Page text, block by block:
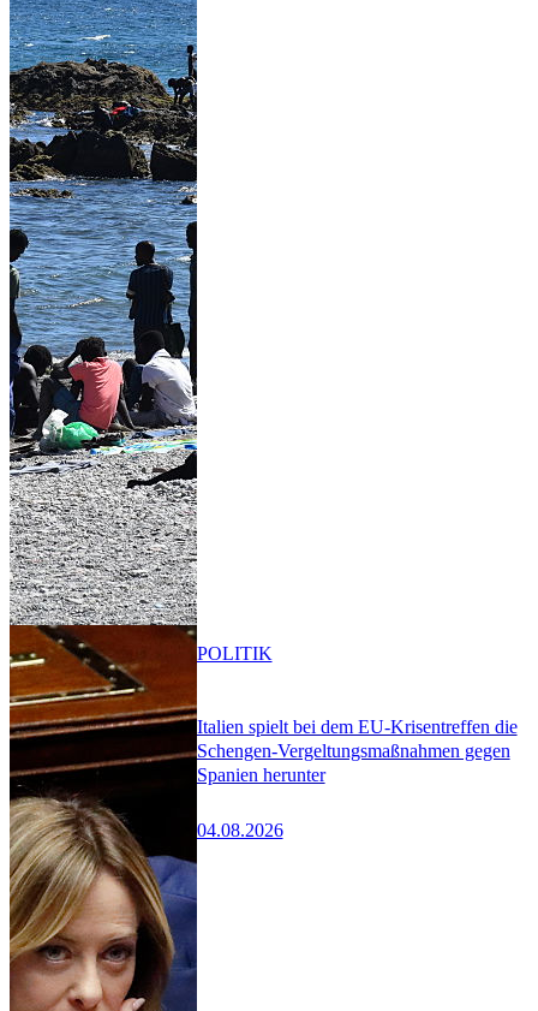
Italien spielt bei dem EU-Krisentreffen die
Schengen-Vergeltungsmaßnahmen gegen
Spanien herunter
04.08.2026
POLITIK